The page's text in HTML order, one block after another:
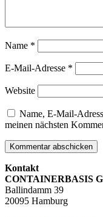
Name *
E-Mail-Adresse *
Website
Name, E-Mail-
meinen nächsten
Kontakt
CONTAINERBASIS
Ballindamm 39
20095 Hamburg